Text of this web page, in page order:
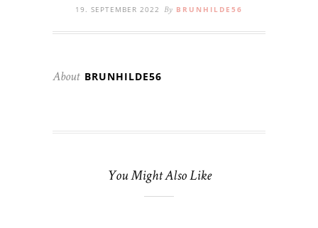
19. SEPTEMBER 2022 By BRUNHILDE56
About BRUNHILDE56
You Might Also Like